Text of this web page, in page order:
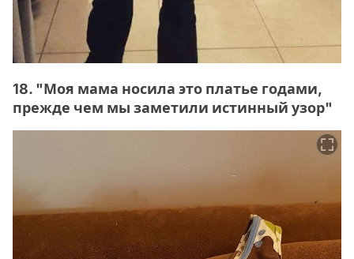
18. "Моя мама носила это платье годами,
прежде чем мы заметили истинный узор"